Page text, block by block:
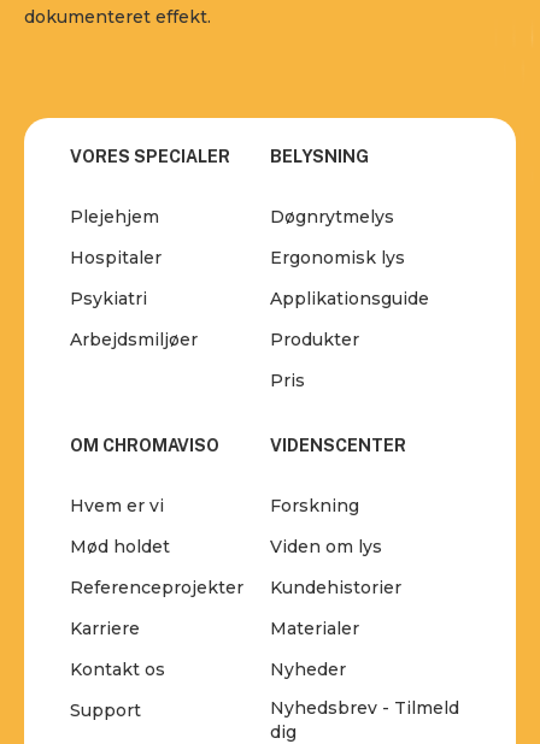
dokumenteret effekt.
VORES SPECIALER
Plejehjem
Hospitaler
Psykiatri
Arbejdsmiljøer
BELYSNING
Døgnrytmelys
Ergonomisk lys
Applikationsguide
Produkter
Pris
OM CHROMAVISO
Hvem er vi
Mød holdet
Referenceprojekter
Karriere
Kontakt os
Support
VIDENSCENTER
Forskning
Viden om lys
Kundehistorier
Materialer
Nyheder
Nyhedsbrev - Tilmeld
dig